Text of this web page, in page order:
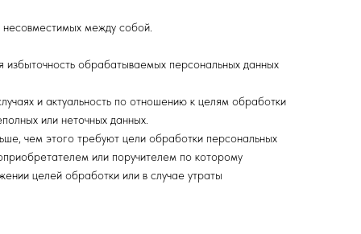
между собой.
обрабатываемых персональных данных
и актуальность по отношению к целям обработки
или неточных данных.
чем этого требуют цели обработки персональных
или поручителем по которому
целей обработки или в случае утраты